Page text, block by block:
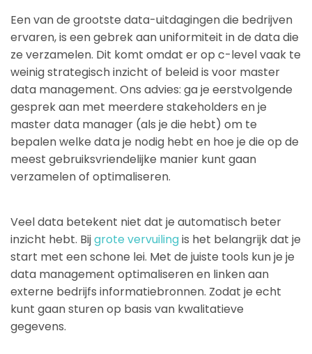
Een van de grootste data-uitdagingen die bedrijven
ervaren, is een gebrek aan uniformiteit in de data die
ze verzamelen. Dit komt omdat er op c-level vaak te
weinig strategisch inzicht of beleid is voor master
data management. Ons advies: ga je eerstvolgende
gesprek aan met meerdere stakeholders en je
master data manager (als je die hebt) om te
bepalen welke data je nodig hebt en hoe je die op de
meest gebruiksvriendelijke manier kunt gaan
verzamelen of optimaliseren.
Veel data betekent niet dat je automatisch beter
inzicht hebt. Bijgrote vervuilingis het belangrijk dat je
start met een schone lei. Met de juiste tools kun je je
data management optimaliseren en linken aan
externe bedrijfs informatiebronnen. Zodat je echt
kunt gaan sturen op basis van kwalitatieve
gegevens.